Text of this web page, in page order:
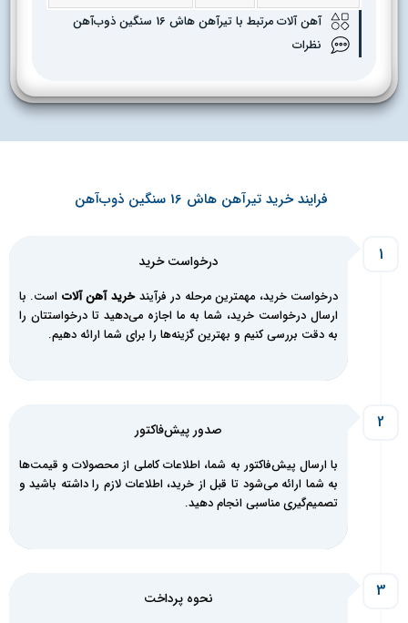
آهن آلات مرتبط با تیرآهن هاش 16 سنگین ذوب‌آهن
نظرات
فرایند خرید تیرآهن هاش 16 سنگین ذوب‌آهن
درخواست خرید
درخواست خرید، مهمترین مرحله در فرآیندخرید آهن آلاتاست. با
ارسال درخواست خرید، شما به ما اجازه می‌دهید تا درخواستتان را
به دقت بررسی کنیم و بهترین گزینه‌ها را برای شما ارائه دهیم.
صدور پیش‌فاکتور
با ارسال پیش‌فاکتور به شما، اطلاعات کاملی از محصولات و قیمت‌ها
به شما ارائه می‌شود تا قبل از خرید، اطلاعات لازم را داشته باشید و
تصمیم‌گیری مناسبی انجام دهید.
نحوه پرداخت